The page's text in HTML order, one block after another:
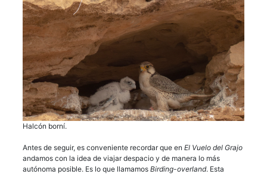
Halcón borní.
Antes de seguir, es conveniente recordar que en El Vuelo del Grajo
andamos con la idea de viajar despacio y de manera lo más
autónoma posible. Es lo que llamamos Birding-overland. Esta